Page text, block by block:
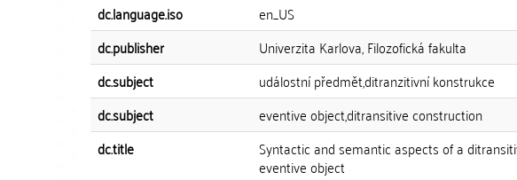
dc.language.iso
en_US
dc.publisher
Univerzita Karlova, Filozofická fakulta
dc.subject
událostní předmět,ditranzitivní konstrukce
dc.subject
eventive object,ditransitive construction
dc.title
Syntactic and semantic aspects of a
eventive object